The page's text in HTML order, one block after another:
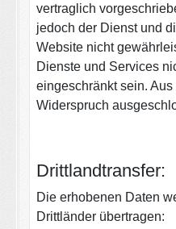
vertraglich
jedoch der Dienst und
Website nicht
Dienste und Services
eingeschränkt sein.
Widerspruch
Drittlandtransfer:
Die erhobenen Daten
Drittländer übertragen: